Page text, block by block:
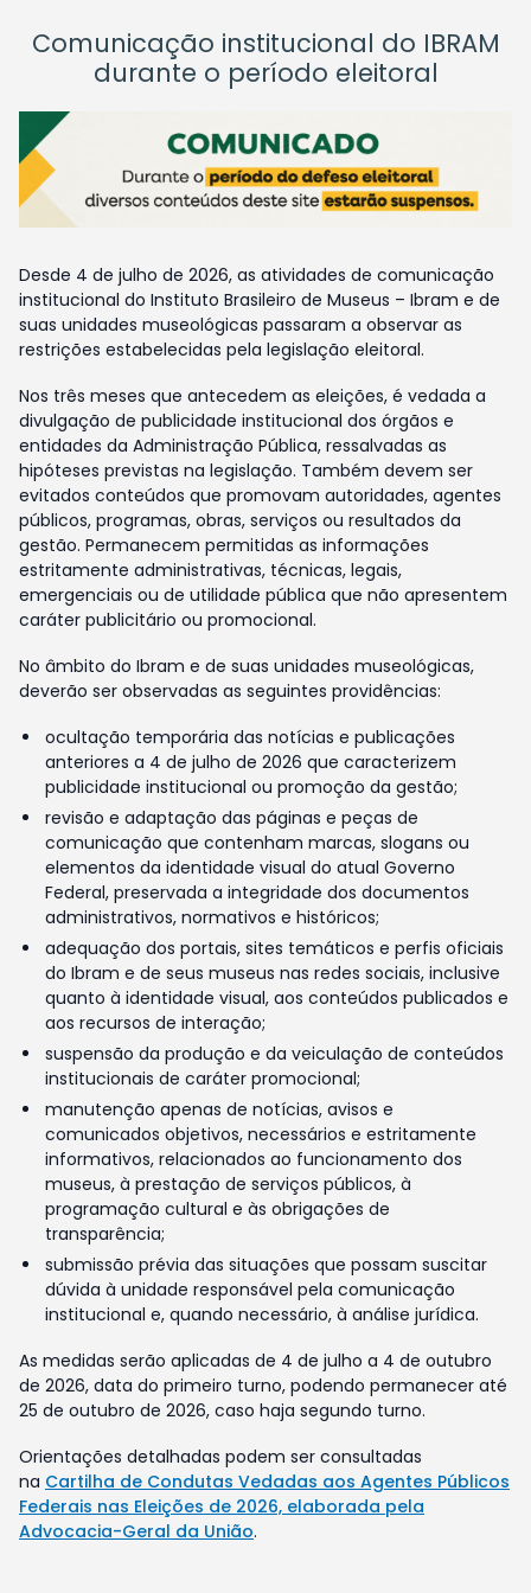
Comunicação institucional do IBRAM
durante o período eleitoral
Desde 4 de julho de 2026, as atividades de comunicação
institucional do Instituto Brasileiro de Museus – Ibram e de
suas unidades museológicas passaram a observar as
restrições estabelecidas pela legislação eleitoral.
Nos três meses que antecedem as eleições, é vedada a
divulgação de publicidade institucional dos órgãos e
entidades da Administração Pública, ressalvadas as
hipóteses previstas na legislação. Também devem ser
evitados conteúdos que promovam autoridades, agentes
públicos, programas, obras, serviços ou resultados da
gestão. Permanecem permitidas as informações
estritamente administrativas, técnicas, legais,
emergenciais ou de utilidade pública que não apresentem
caráter publicitário ou promocional.
No âmbito do Ibram e de suas unidades museológicas,
deverão ser observadas as seguintes providências:
ocultação temporária das notícias e publicações
anteriores a 4 de julho de 2026 que caracterizem
publicidade institucional ou promoção da gestão;
revisão e adaptação das páginas e peças de
comunicação que contenham marcas, slogans ou
elementos da identidade visual do atual Governo
Federal, preservada a integridade dos documentos
administrativos, normativos e históricos;
adequação dos portais, sites temáticos e perfis oficiais
do Ibram e de seus museus nas redes sociais, inclusive
quanto à identidade visual, aos conteúdos publicados e
aos recursos de interação;
suspensão da produção e da veiculação de conteúdos
institucionais de caráter promocional;
manutenção apenas de notícias, avisos e
comunicados objetivos, necessários e estritamente
informativos, relacionados ao funcionamento dos
museus, à prestação de serviços públicos, à
programação cultural e às obrigações de
transparência;
submissão prévia das situações que possam suscitar
dúvida à unidade responsável pela comunicação
institucional e, quando necessário, à análise jurídica.
As medidas serão aplicadas de 4 de julho a 4 de outubro
de 2026, data do primeiro turno, podendo permanecer até
25 de outubro de 2026, caso haja segundo turno.
Orientações detalhadas podem ser consultadas
na Cartilha de Condutas Vedadas aos Agentes Públicos
Federais nas Eleições de 2026, elaborada pela
Advocacia-Geral da União.